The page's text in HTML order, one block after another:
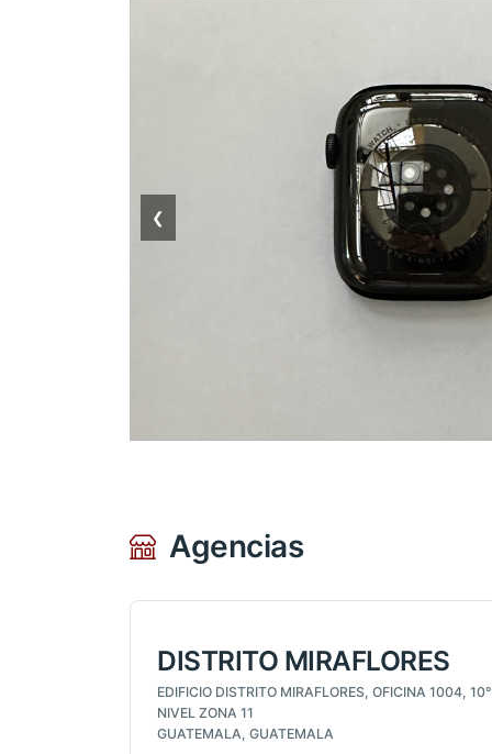
❮
Agencias
DISTRITO MIRAFLORES
EDIFICIO DISTRITO MIRAFLORES, OFICINA 1004, 10°
NIVEL ZONA 11
GUATEMALA, GUATEMALA